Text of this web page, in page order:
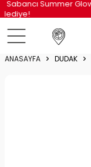
750 TL ve
ANASAYFA DUDAK